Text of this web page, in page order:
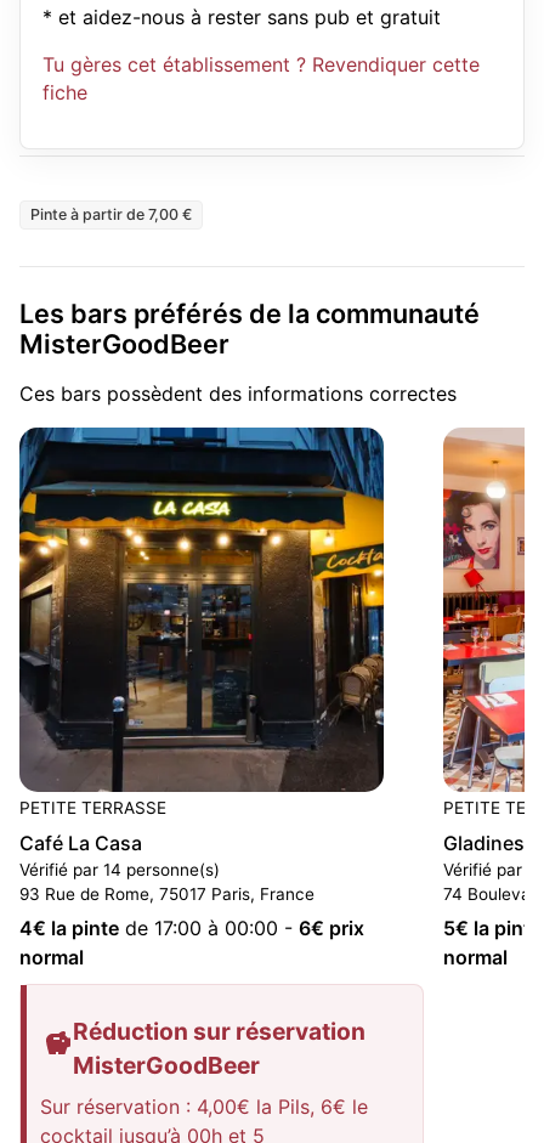
* et aidez-nous à rester sans pub et gratuit
Tu gères cet établissement ? Revendiquer cette
fiche
Pinte à partir de 7,00 €
Les bars préférés de la communauté
MisterGoodBeer
Ces bars possèdent des informations correctes
PETITE TERRASSE
Café La Casa
Vérifié par 14 personne(s)
93 Rue de Rome, 75017 Paris, France
4€ la pinte de 17:00 à 00:00 - 6€ prix
normal
Réduction sur réservation
MisterGoodBeer
Sur réservation : 4,00€ la Pils, 6€ le
cocktail jusqu’à 00h et 5
PETITE
Gladines
Vérifié par
74
5€ la pinte
normal